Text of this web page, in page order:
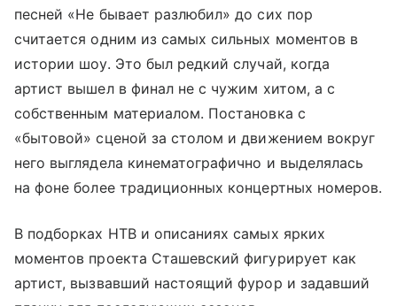
песней «Не бывает разлюбил» до сих пор
считается одним из самых сильных моментов в
истории шоу. Это был редкий случай, когда
артист вышел в финал не с чужим хитом, а с
собственным материалом. Постановка с
«бытовой» сценой за столом и движением вокруг
него выглядела кинематографично и выделялась
на фоне более традиционных концертных номеров.
В подборках НТВ и описаниях самых ярких
моментов проекта Сташевский фигурирует как
артист, вызвавший настоящий фурор и задавший